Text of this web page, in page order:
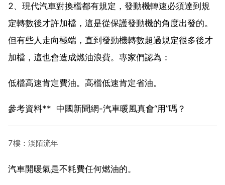
2、現代汽車對換檔都有規定，發動機轉速必須達到規
定轉數後才許加檔，這是從保護發動機的角度出發的。
但有些人走向極端，直到發動機轉數超過規定很多後才
加檔，這也會造成燃油浪費。專家們認為：
低檔高速肯定費油。高檔低速肯定省油。
參考資料** 中國新聞網-汽車暖風真會“用”嗎？
7樓：淡陌流年
汽車開暖氣是不耗費任何燃油的。